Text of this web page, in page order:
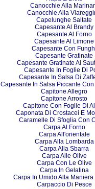
Canocchie Alla
Canocchie Alla
Capelunghe Saltate
Capesante Al Brandy
Capesante Al Forno
Capesante Al Limone
Capesante Con
Capesante Gratinate
Capesante Gratinate Al
Capesante In Foglie Di
Capesante In Salsa Di
Capesante In Salsa Piccante
Capitone Allegro
Capitone Arrosto
Capitone Con Foglie Di
Caponata Di Crostacei E
Caramelle Di Sfoglia Con
Carpa Al Forno
Carpa All'orientale
Carpa Alla Lombarda
Carpa Alla Sbarra
Carpa Alle Olive
Carpa Con Le Olive
Carpa In Gelatina
Carpa In Umido Alla
Carpaccio Di Pesce